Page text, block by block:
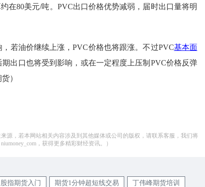
在80美元/吨。PVC出口价格优势减弱，届时出口量将明
若油价继续上涨，PVC价格也将跟涨。不过PVC基本面
出口也将受到影响，或在一定程度上压制PVC价格反弹
）
源，若本网站相关内容涉及到其他媒体或公司的版权，请联系客服，我们将
，获得更多精彩财经资讯。）
股指期货入门 期货1分钟超短线交易 丁伟峰期货培训